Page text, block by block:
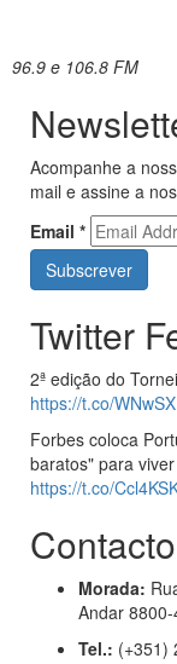
96.9 e 106.8 FM
Acompanhe a
mail e assine a
Email *
Twitter
2ª edição do
https://t.co/
Forbes coloca
baratos" para
https://t.co/
Morada:
Andar
Tel.: (+351)